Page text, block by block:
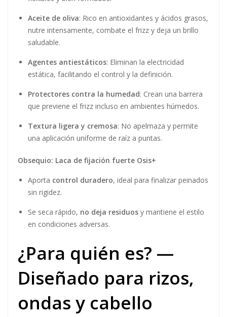
durante todo el día.
Además de su acción sobre rizos, esta crema también es
el peinado y eliminando el volumen no deseado. Actúa
como tratamiento diario y producto de styling, ayudando
cabello.
sellar el estilo con fijación duradera sin rigidez, logrando
un acabado profesional desde casa.
¿Qué contiene? —
Ingredientes
nutritivos para
definición y control
seleccionados para nutrir profundamente y controlar la
Glicerina: Hidratante potente que retiene la humedad